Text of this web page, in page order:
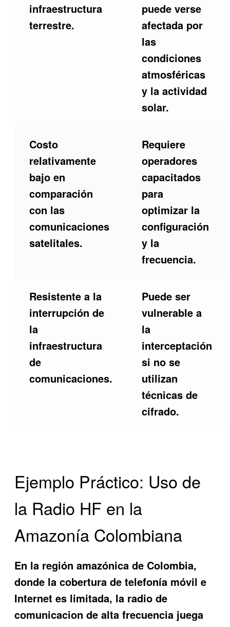
infraestructura
terrestre.
puede verse
afectada por
las
condiciones
atmosféricas
y la actividad
solar.
Costo
relativamente
bajo en
comparación
con las
comunicaciones
satelitales.
Requiere
operadores
capacitados
para
optimizar la
configuración
y la
frecuencia.
Resistente a la
interrupción de
la
infraestructura
de
comunicaciones.
Puede ser
vulnerable a
la
interceptación
si no se
utilizan
técnicas de
cifrado.
Ejemplo Práctico: Uso de
la Radio HF en la
Amazonía Colombiana
En la región amazónica de Colombia,
donde la cobertura de telefonía móvil e
Internet es limitada, la radio de
comunicacion de alta frecuencia juega